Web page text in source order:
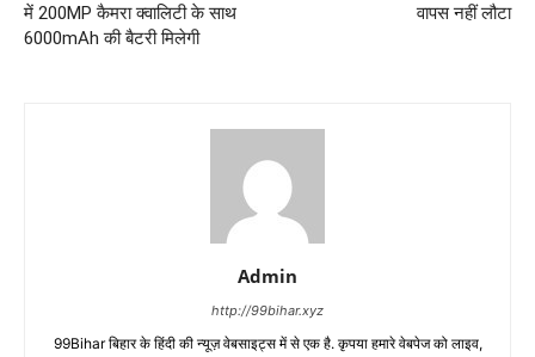
में 200MP कैमरा क्वालिटी के साथ
6000mAh की बैटरी मिलेगी
वापस नहीं लौटा
Admin
http://99bihar.xyz
99Bihar बिहार के हिंदी की न्यूज़ वेबसाइट्स में से एक है. कृपया हमारे वेबपेज को लाइव,